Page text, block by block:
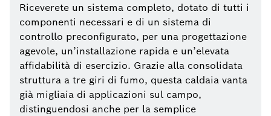
Riceverete un sistema completo, dotato di tutti i
componenti necessari e di un sistema di
controllo preconfigurato, per una progettazione
agevole, un’installazione rapida e un’elevata
affidabilità di esercizio. Grazie alla consolidata
struttura a tre giri di fumo, questa caldaia vanta
già migliaia di applicazioni sul campo,
distinguendosi anche per la semplice